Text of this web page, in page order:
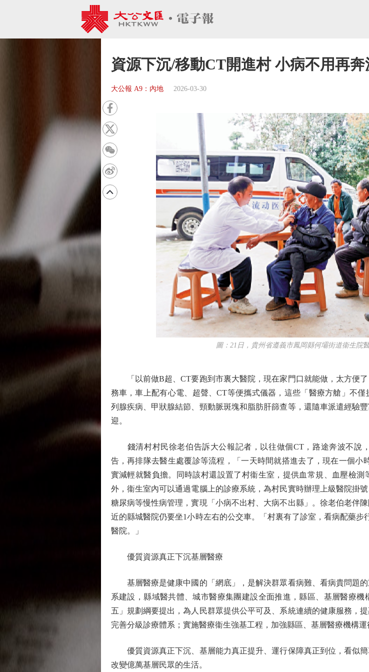
資源下沉/移動CT開進村 小病不用再奔
大公報 A9：內地 2026-03-30
圖：21日，貴州省遵義市鳳岡縣何壩街道衞生院
「以前做B超、CT要跑到市裏大醫院，現在家門口就能做，太方便了
務車，車上配有心電、超聲、CT等便攜式儀器，這些「醫療方艙」不
列腺疾病、甲狀腺結節、頸動脈斑塊和脂肪肝篩查等，還隨車派遣經驗
迎。
錢清村村民徐老伯告訴大公報記者，以往做個CT，路途奔波不說
告，再排隊去醫生處覆診等流程，「一天時間就搭進去了，現在一個小
實減輕就醫負擔。同時該村還設置了村衞生室，提供血常規、血壓檢
外，衞生室內可以通過電腦上的診療系統，為村民實時辦理上級醫院掛
糖尿病等慢性病管理，實現「小病不出村、大病不出縣」。徐老伯老伴
近的縣城醫院仍要坐1小時左右的公交車。「村裏有了診室，看病配藥
醫院。」
優質資源真正下沉基層醫療
基層醫療是健康中國的「網底」，是解決群眾看病難、看病貴問題的
系建設，縣域醫共體、城市醫療集團建設全面推進，縣區、基層醫療
五」規劃綱要提出，為人民群眾提供公平可及、系統連續的健康服務，
完善分級診療體系；實施醫療衞生強基工程，加強縣區、基層醫療機構
優質資源真正下沉、基層能力真正提升、運行保障真正到位，看似簡
改變億萬基層民眾的生活。